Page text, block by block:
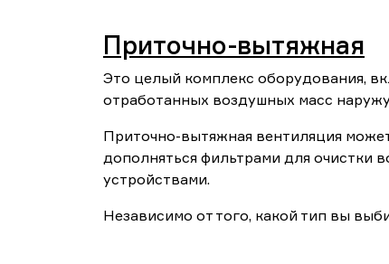
Приточно-вытяжная
Это целый комплекс оборудования,
отработанных воздушных масс
Приточно-вытяжная вентиляция
дополняться фильтрами для очистки
устройствами.
Независимо от того, какой тип вы